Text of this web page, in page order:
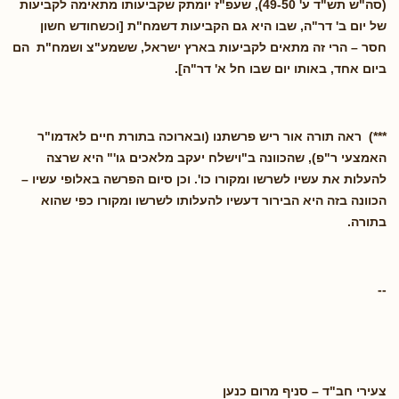
(סה"ש תש"ד ע' 49-50), שעפ"ז יומתק שקביעותו מתאימה לקביעות
של יום ב' דר"ה, שבו היא גם הקביעות דשמח"ת [וכשחודש חשון
חסר – הרי זה מתאים לקביעות בארץ ישראל, ששמע"צ ושמח"ת הם
ביום אחד, באותו יום שבו חל א' דר"ה].
***) ראה תורה אור ריש פרשתנו (ובארוכה בתורת חיים לאדמו"ר
האמצעי ר"פ), שהכוונה ב"וישלח יעקב מלאכים גו'" היא שרצה
להעלות את עשיו לשרשו ומקורו כו'. וכן סיום הפרשה באלופי עשיו –
הכוונה בזה היא הבירור דעשיו להעלותו לשרשו ומקורו כפי שהוא
בתורה.
--
צעירי חב"ד – סניף מרום כנען